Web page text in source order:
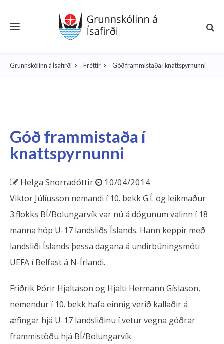
Toggle navigation
Grunnskólinn á Ísafirði Fréttir Góð frammistaða í knattspyrnunni
Góð frammistaða í
knattspyrnunni
Helga Snorradóttir 10/04/2014
Viktor Júlíusson nemandi í 10. bekk G.Í. og leikmaður
3.flokks BÍ/Bolungarvík var nú á dögunum valinn í 18
manna hóp U-17 landsliðs Íslands. Hann keppir með
landsliði Íslands þessa dagana á undirbúningsmóti
UEFA í Belfast á N-Írlandi.
Friðrik Þórir Hjaltason og Hjalti Hermann Gíslason,
nemendur í 10. bekk hafa einnig verið kallaðir á
æfingar hjá U-17 landsliðinu í vetur vegna góðrar
frammistöðu hjá BÍ/Bolungarvík.